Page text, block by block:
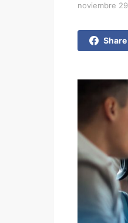
noviembre
Share